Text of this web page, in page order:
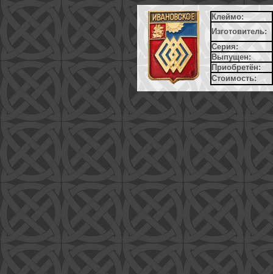
Клеймо:
Изготовитель:
Серия:
Выпущен:
Приобретён:
Стоимость: